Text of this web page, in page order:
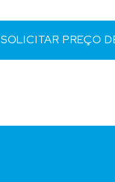
SOLICITAR PREÇO